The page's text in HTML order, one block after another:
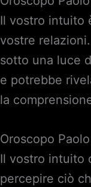
Il vostro intuito
vostre
sotto una luce
e potrebbe
la
Oroscopo
Il vostro intuito
percepire ciò